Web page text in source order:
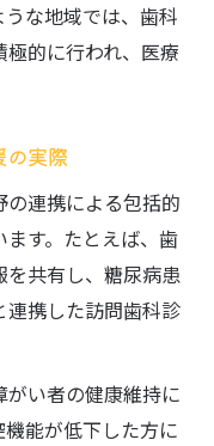
な地域では、歯科
的に行われ、医療
の実際
連携による包括的
す。たとえば、歯
共有し、糖尿病患
携した訪問歯科診
がい者の健康維持に
能が低下した方に